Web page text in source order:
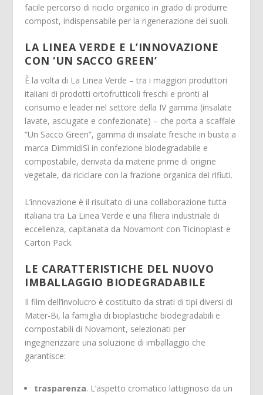
facile percorso di riciclo organico in grado di produrre
compost, indispensabile per la rigenerazione dei suoli.
LA LINEA VERDE E L’INNOVAZIONE
CON ‘UN SACCO GREEN’
È la volta di La Linea Verde – tra i maggiori produttori
italiani di prodotti ortofrutticoli freschi e pronti al
consumo e leader nel settore della IV gamma (insalate
lavate, asciugate e confezionate) – che porta a scaffale
“Un Sacco Green”, gamma di insalate fresche in busta a
marca DimmidiSì in confezione biodegradabile e
compostabile, derivata da materie prime di origine
vegetale, da riciclare con la frazione organica dei rifiuti.
L’innovazione è il risultato di una collaborazione tutta
italiana tra La Linea Verde e una filiera industriale di
eccellenza, capitanata da Novamont con Ticinoplast e
Carton Pack.
LE CARATTERISTICHE DEL NUOVO
IMBALLAGGIO BIODEGRADABILE
Il film dell’involucro è costituito da strati di tipi diversi di
Mater-Bi, la famiglia di bioplastiche biodegradabili e
compostabili di Novamont, selezionati per
ingegnerizzare una soluzione di imballaggio che
garantisce:
trasparenza. L’aspetto cromatico lattiginoso da un